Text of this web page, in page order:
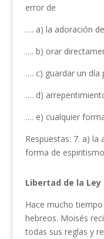
error de
…. a) la adoración
…. b) orar
…. c) guardar un día
…. d)
…. e) cualquier
Respuestas: 7. a)
forma de
Libertad de la Ley
Hace mucho
hebreos. Moisés
todas sus reglas y